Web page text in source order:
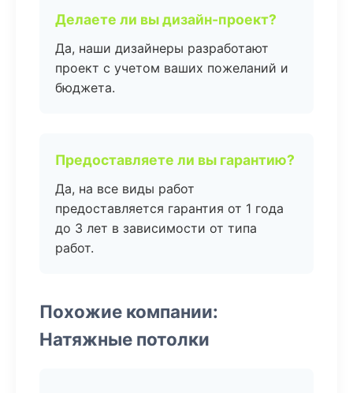
Делаете ли вы дизайн-проект?
Да, наши дизайнеры разработают
проект с учетом ваших пожеланий и
бюджета.
Предоставляете ли вы гарантию?
Да, на все виды работ
предоставляется гарантия от 1 года
до 3 лет в зависимости от типа
работ.
Похожие компании:
Натяжные потолки